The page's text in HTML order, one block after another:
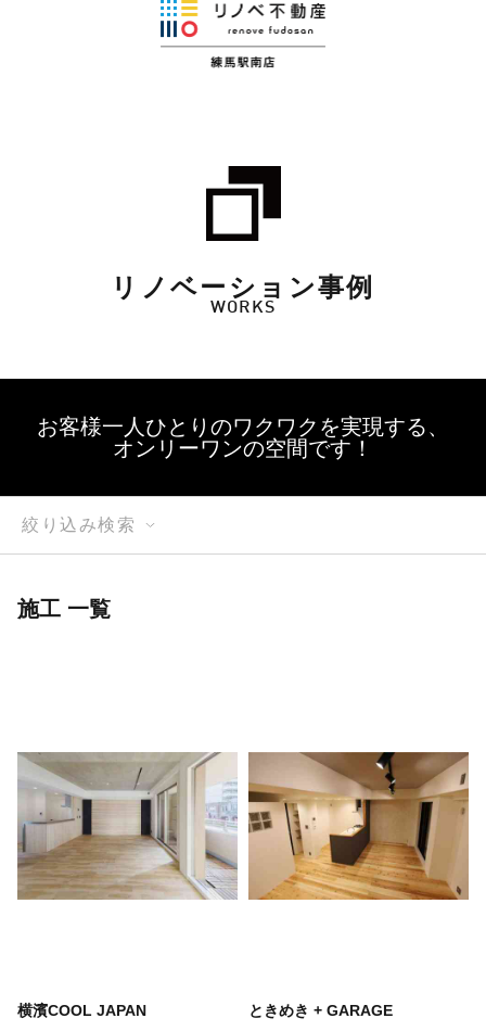
リノベーション事例
WORKS
お客様一人ひとりのワクワクを実現する、
オンリーワンの空間です！
絞り込み検索
施工 一覧
横濱COOL JAPAN ときめき + GARAGE